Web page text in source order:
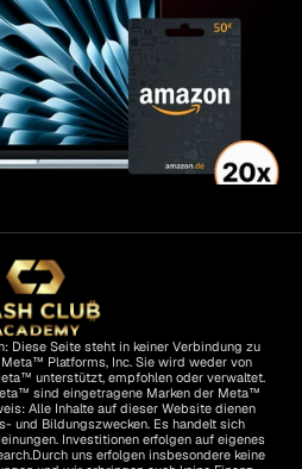
Diese Seite steht in keiner Verbindung zu
Platforms, Inc. Sie wird weder von
unterstützt, empfohlen oder verwaltet.
sind eingetragene Marken der Meta™
Alle Inhalte auf dieser Website dienen
und Bildungszwecken. Es handelt sich
Investitionen erfolgen auf eigenes
uns erfolgen insbesondere keine